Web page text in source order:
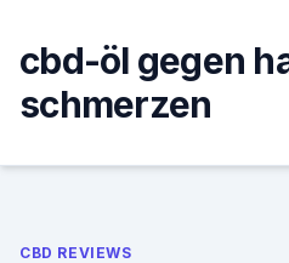
content
cbd-öl gegen
schmerzen
CBD REVIEWS